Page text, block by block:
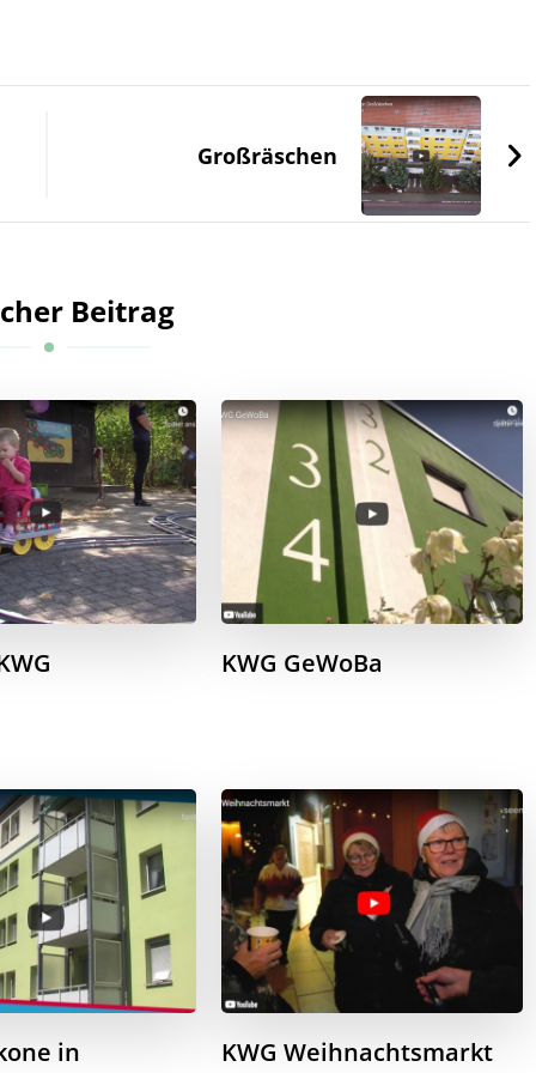
Großräschen
Beitrag
KWG GeWoBa
in
KWG Weihnachtsmarkt